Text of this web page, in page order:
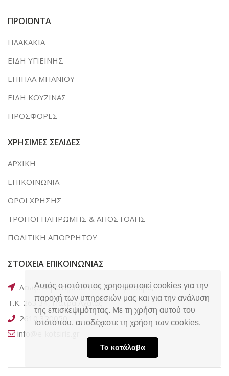
Αυτός ο ιστότοπος χρησιμοποιεί cookies για την
παροχή των υπηρεσιών μας και για την ανάλυση
της επισκεψιμότητας. Με τη χρήση αυτού του
ιστότοπου, αποδέχεστε τη χρήση των cookies.
Το κατάλαβα
ΠΡΟΪΟΝΤΑ
ΠΛΑΚΑΚΙΑ
ΕΙΔΗ ΥΓΙΕΙΝΗΣ
ΕΠΙΠΛΑ ΜΠΑΝΙΟΥ
ΕΙΔΗ ΚΟΥΖΙΝΑΣ
ΠΡΟΣΦΟΡΕΣ
ΧΡΗΣΙΜΕΣ ΣΕΛΙΔΕΣ
ΑΡΧΙΚΗ
ΕΠΙΚΟΙΝΩΝΙΑ
ΟΡΟΙ ΧΡΗΣΗΣ
ΤΡΟΠΟΙ ΠΛΗΡΩΜΗΣ & ΑΠΟΣΤΟΛΗΣ
ΠΟΛΙΤΙΚΗ ΑΠΟΡΡΗΤΟΥ
ΣΤΟΙΧΕΙΑ ΕΠΙΚΟΙΝΩΝΙΑΣ
Λεωφ. Ακρωτηρίου 169, Ταραμπούρα,
Τ.Κ. 263 34, Πάτρα Αχαΐας
2610 320050
info@e-kotsiris.gr